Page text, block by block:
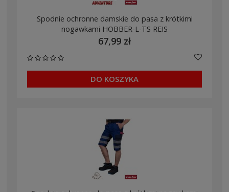
Spodnie ochronne damskie do pasa z krótkimi
nogawkami HOBBER-L-TS REIS
67,99 zł
DO KOSZYKA